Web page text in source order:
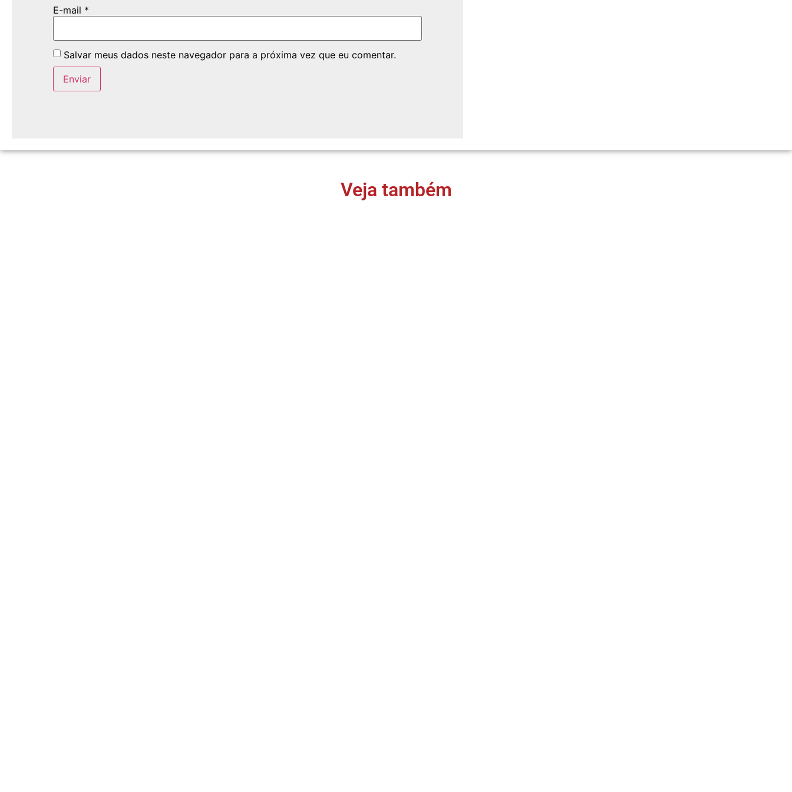
E-mail *
Salvar meus dados neste navegador para a próxima vez que eu comentar.
Veja também